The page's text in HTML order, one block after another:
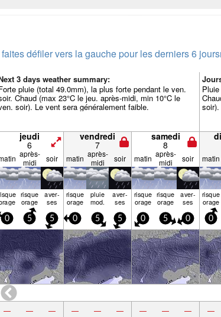
faites défiler vers la gauche pour les derniers 6 jours
3 days weather summary:
pluie (total 49.0mm), la plus forte pendant le ven.
Chaud (max 23°C le jeu. après-midi, min 10°C le
soir). Le vent sera généralement faible.
jeudi
6
vendredi
7
samedi
8
après-
midi
soir matin après-
midi
soir matin après-
midi
soir matin
risque
orage
aver­
ses
risque
orage
pluie
mod.
aver­
ses
risque
orage
risque
orage
aver­
ses
risque
orage
0 5 5 0 5 5 0 5 0 0
— — — — — — — — — —